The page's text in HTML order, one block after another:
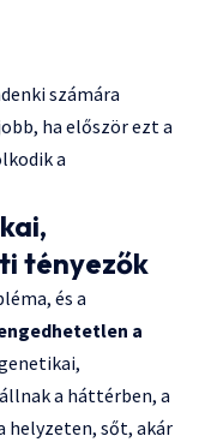
számára
ha először ezt a
a
tényezők
és a
a
a háttérben, a
helyzeten, sőt, akár